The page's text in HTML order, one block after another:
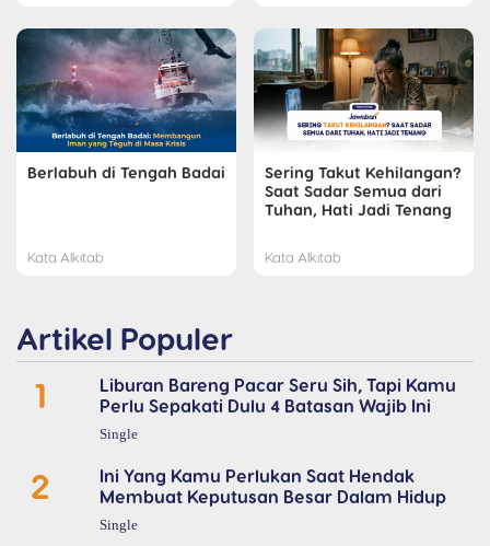
Berlabuh di Tengah Badai
Kata Alkitab
Sering Takut Kehilangan?
Saat Sadar Semua dari
Tuhan, Hati Jadi Tenang
Kata Alkitab
Artikel Populer
1
Liburan Bareng Pacar Seru Sih, Tapi Kamu
Perlu Sepakati Dulu 4 Batasan Wajib Ini
Single
2
Ini Yang Kamu Perlukan Saat Hendak
Membuat Keputusan Besar Dalam Hidup
Single